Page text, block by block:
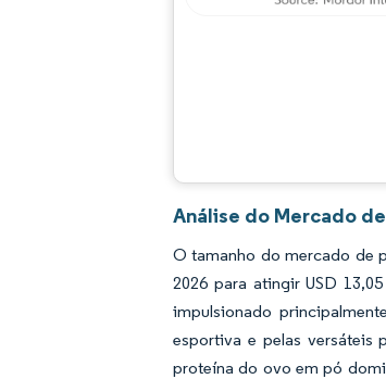
Análise do Mercado
O tamanho do mercado de
2026 para atingir USD
impulsionado
esportiva e pelas versáteis
proteína do ovo em pó